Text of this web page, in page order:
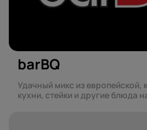
barBQ
Удачный микс из европейской,
кухни, стейки и другие блюда